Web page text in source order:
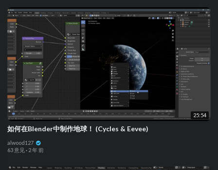
25:54
如何在Blender中制作地球！ (Cycles & Eevee)
alwood127
63 意见· 2 年 前